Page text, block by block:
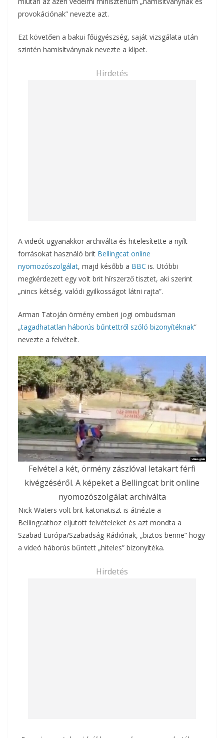
provokációnak” nevezte azt.
Ezt követően a bakui főügyészség, saját vizsgálata után
szintén hamisítványnak nevezte a klipet.
Hirdetés
A videót ugyanakkor archiválta és hitelesítette a nyílt
forrásokat használó brit Bellingcat online
nyomozószolgálat, majd később a BBC is. Utóbbi
megkérdezett egy volt brit hírszerző tisztet, aki szerint
„nincs kétség, valódi gyilkosságot látni rajta”.
Arman Tatoján örmény emberi jogi ombudsman
„tagadhatatlan háborús bűntettről szóló bizonyítéknak”
nevezte a felvételt.
Felvétel a két, örmény zászlóval letakart férfi
kivégzéséről. A képeket a Bellingcat brit online
nyomozószolgálat archiválta
Nick Waters volt brit katonatiszt is átnézte a
Bellingcathoz eljutott felvételeket és azt mondta a
Szabad Európa/Szabadság Rádiónak, „biztos benne” hogy
a videó háborús bűntett „hiteles” bizonyítéka.
Hirdetés